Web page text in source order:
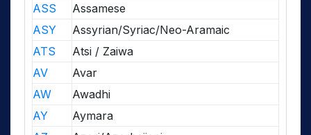
ASS
Assamese
ASY
Assyrian/Syriac/Neo-Aramaic
ATS
Atsi / Zaiwa
AV
Avar
AW
Awadhi
AY
Aymara